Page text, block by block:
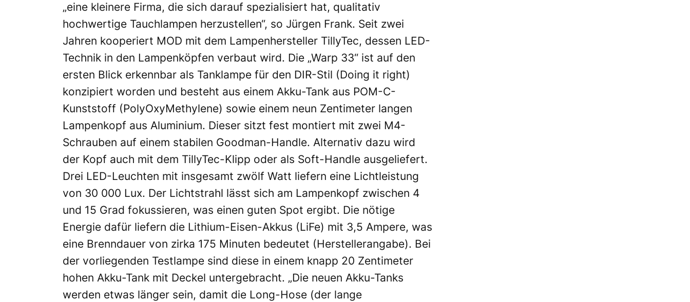
„eine kleinere Firma, die sich darauf spezialisiert hat, qualitativ
hochwertige Tauchlampen herzustellen“, so Jürgen Frank. Seit zwei
Jahren kooperiert MOD mit dem Lampenhersteller TillyTec, dessen LED-
Technik in den Lampenköpfen verbaut wird. Die „Warp 33“ ist auf den
ersten Blick erkennbar als Tanklampe für den DIR-Stil (Doing it right)
konzipiert worden und besteht aus einem Akku-Tank aus POM-C-
Kunststoff (PolyOxyMethylene) sowie einem neun Zentimeter langen
Lampenkopf aus Aluminium. Dieser sitzt fest montiert mit zwei M4-
Schrauben auf einem stabilen Goodman-Handle. Alternativ dazu wird
der Kopf auch mit dem TillyTec-Klipp oder als Soft-Handle ausgeliefert.
Drei LED-Leuchten mit insgesamt zwölf Watt liefern eine Lichtleistung
von 30 000 Lux. Der Lichtstrahl lässt sich am Lampenkopf zwischen 4
und 15 Grad fokussieren, was einen guten Spot ergibt. Die nötige
Energie dafür liefern die Lithium-Eisen-Akkus (LiFe) mit 3,5 Ampere, was
eine Brenndauer von zirka 175 Minuten bedeutet (Herstellerangabe). Bei
der vorliegenden Testlampe sind diese in einem knapp 20 Zentimeter
hohen Akku-Tank mit Deckel untergebracht. „Die neuen Akku-Tanks
werden etwas länger sein, damit die Long-Hose (der lange